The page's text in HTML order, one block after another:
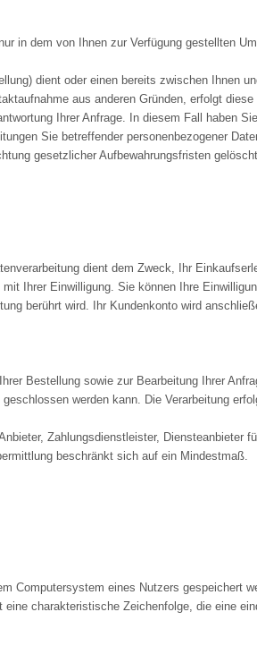
in dem von Ihnen zur Verfügung gestellten
dient oder einen bereits zwischen Ihnen
aus anderen Gründen, erfolgt diese
Ihrer Anfrage. In diesem Fall haben
Sie betreffender personenbezogener
gesetzlicher Aufbewahrungsfristen
dient dem Zweck, Ihr
Ihrer Einwilligung. Sie können Ihre
berührt wird. Ihr Kundenkonto wird
Bestellung sowie zur Bearbeitung Ihrer
werden kann. Die Verarbeitung
Zahlungsdienstleister, Diensteanbieter
beschränkt sich auf ein Mindestmaß.
Computersystem eines Nutzers gespeichert
charakteristische Zeichenfolge, die eine